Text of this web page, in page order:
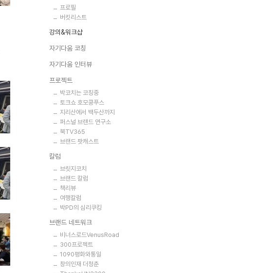
프로필
버킷리스트
강의&워크샵
자기다움 코칭
자기다움 인터뷰
프로젝트
박코치는 코칭중
토크쇼 호모쿵푸스
지리산에서 백두산까지
퍼스널 브랜드 연구소
북TV365
브랜드 팟캐스트
칼럼
브릿지코치
브랜드 칼럼
책리뷰
여행칼럼
박PD의 심리쿠킹
브랜드 네트워크
비너스로드VenusRoad
300프로젝트
1090평화와통일
창의인재 더청춘